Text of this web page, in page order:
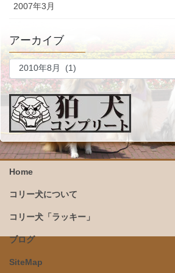
2007年3月
アーカイブ
ア
カ
イ
ブ
Home
コリー犬について
コリー犬「ラッキー」
ブログ
SiteMap